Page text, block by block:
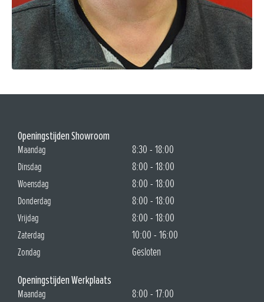
Openingstijden Showroom
Maandag 8:30 - 18:00
Dinsdag 8:00 - 18:00
Woensdag 8:00 - 18:00
Donderdag 8:00 - 18:00
Vrijdag 8:00 - 18:00
Zaterdag 10:00 - 16:00
Zondag
Gesloten
Openingstijden Werkplaats
Maandag 8:00 - 17:00